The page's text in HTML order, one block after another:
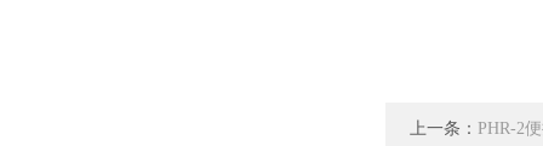
上一条： PHR-2